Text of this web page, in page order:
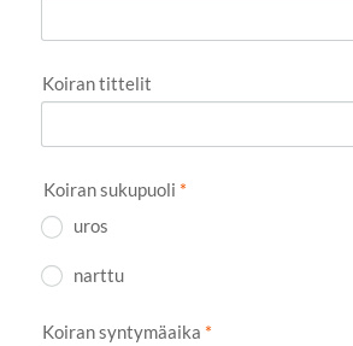
Koiran tittelit
Koiran sukupuoli *
uros
narttu
Koiran syntymäaika *